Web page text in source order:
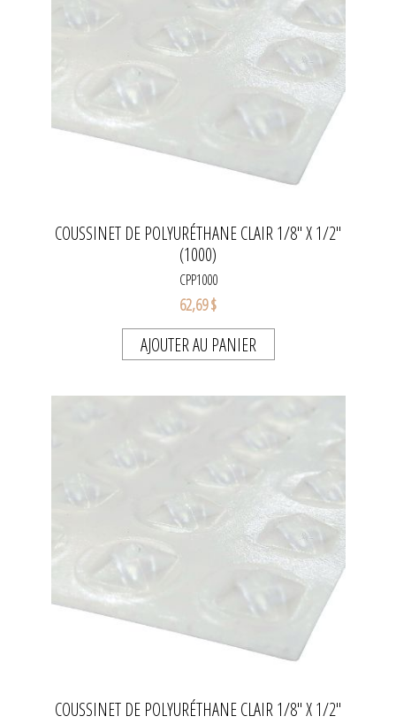
COUSSINET DE POLYURÉTHANE CLAIR 1/8" X 1/2"
(1000)
CPP1000
62,69 $
AJOUTER AU PANIER
COUSSINET DE POLYURÉTHANE CLAIR 1/8" X 1/2"